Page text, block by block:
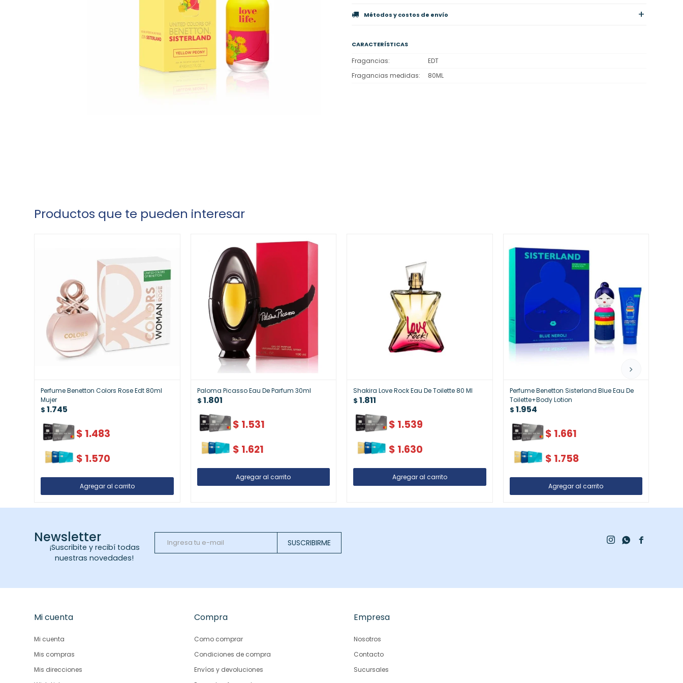
Métodos y costos de envío
CARACTERÍSTICAS
Fragancias
EDT
Fragancias medidas
80ML
Productos que te pueden interesar
Perfume Benetton Colors Rose Edt 80ml
Mujer
$ 1.745
$ 1.483
$ 1.570
Paloma Picasso Eau De Parfum 30ml
$ 1.801
$ 1.531
$ 1.621
Shakira Love Rock Eau De Toilette 80 Ml
$ 1.811
$ 1.539
$ 1.630
Perfume Benetton Sisterland Blue Eau De
Toilette+Body Lotion
$ 1.954
$ 1.661
$ 1.758
Newsletter
¡Suscribite y recibí todas
nuestras novedades!
SUSCRIBIRME 
 
Mi cuenta
Mi cuenta
Mis compras
Mis direcciones
Compra
Como comprar
Condiciones de compra
Envíos y devoluciones
Empresa
Nosotros
Contacto
Sucursales